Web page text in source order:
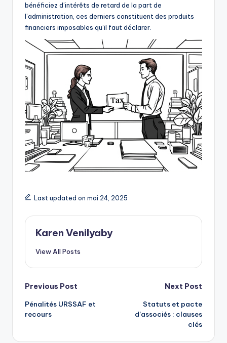
bénéficiez d’intérêts de retard de la part de
l’administration, ces derniers constituent des produits
financiers imposables qu’il faut déclarer.
Last updated on mai 24, 2025
Karen Venilyaby
View All Posts
Post
navigation
Previous Post
Pénalités URSSAF et
recours
Next Post
Statuts et pacte
d’associés : clauses
clés